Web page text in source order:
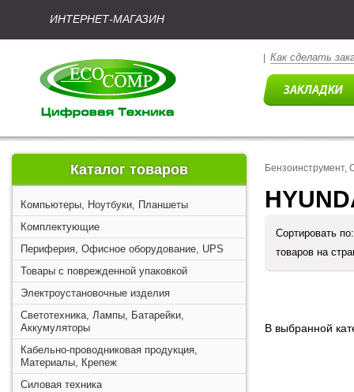
ИНТЕРНЕТ-МАГАЗИН
Как сделать
Каталог товаров
Компьютеры, Ноутбуки, Планшеты
Комплектующие
Периферия, Офисное оборудование, UPS
Товары с поврежденной упаковкой
Электроустановочные изделия
Светотехника, Лампы, Батарейки,
Аккумуляторы
Кабельно-проводниковая продукция,
Материалы, Крепеж
Силовая техника
Бензоинструмент,
Сортировать
товаров на
В выбранной